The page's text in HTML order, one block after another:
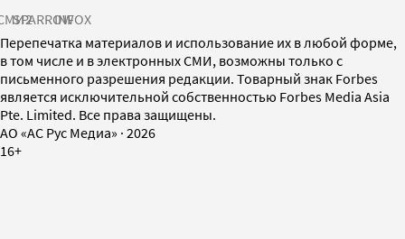
SPARROWINFOX
Перепечатка материалов и использование их в любой форме,
в том числе и в электронных СМИ, возможны только с
письменного разрешения редакции. Товарный знак Forbes
является исключительной собственностью Forbes Media Asia
Pte. Limited. Все права защищены.
AO «АС Рус Медиа» · 2026
16+